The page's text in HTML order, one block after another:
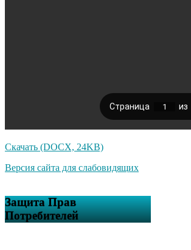
Скачать (DOCX, 24KB)
Версия сайта для слабовидящих
Защита Прав
Потребителей